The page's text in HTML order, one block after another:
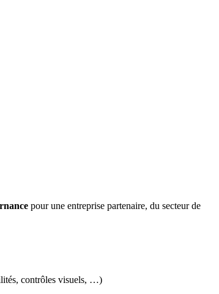
pour une entreprise partenaire, du secteur de
contrôles visuels, …)